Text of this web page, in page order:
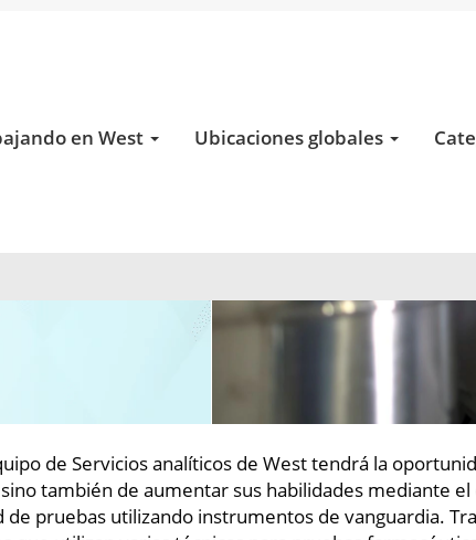
en West Ubicaciones globales
de Servicios analíticos de West tendrá la
también de aumentar sus habilidades mediante
de pruebas utilizando instrumentos de vanguardia.